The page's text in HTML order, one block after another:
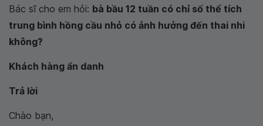
Bác sĩ cho em hỏi: bà bầu 12 tuần có chỉ số thể tích
trung bình hồng cầu nhỏ có ảnh hưởng đến thai nhi
không?
Khách hàng ẩn danh
Trả lời
Chào bạn,